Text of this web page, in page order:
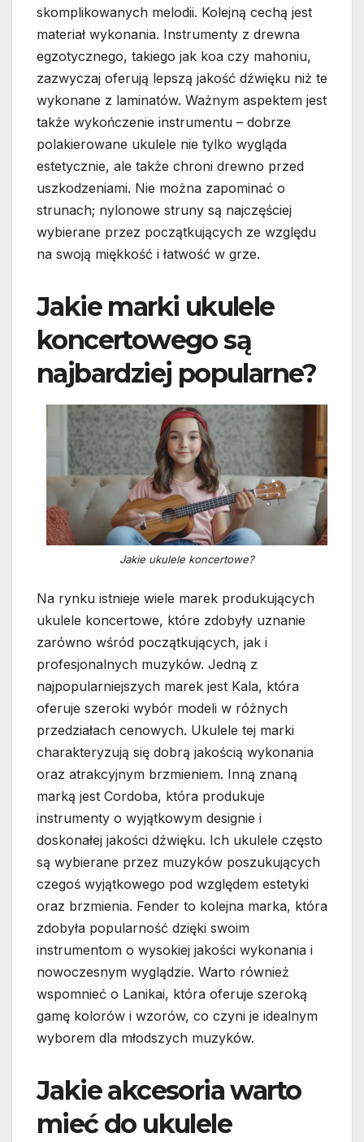
skomplikowanych melodii. Kolejną cechą jest
materiał wykonania. Instrumenty z drewna
egzotycznego, takiego jak koa czy mahoniu,
zazwyczaj oferują lepszą jakość dźwięku niż te
wykonane z laminatów. Ważnym aspektem jest
także wykończenie instrumentu – dobrze
polakierowane ukulele nie tylko wygląda
estetycznie, ale także chroni drewno przed
uszkodzeniami. Nie można zapominać o
strunach; nylonowe struny są najczęściej
wybierane przez początkujących ze względu
na swoją miękkość i łatwość w grze.
Jakie marki ukulele
koncertowego są
najbardziej popularne?
Jakie ukulele koncertowe?
Na rynku istnieje wiele marek produkujących
ukulele koncertowe, które zdobyły uznanie
zarówno wśród początkujących, jak i
profesjonalnych muzyków. Jedną z
najpopularniejszych marek jest Kala, która
oferuje szeroki wybór modeli w różnych
przedziałach cenowych. Ukulele tej marki
charakteryzują się dobrą jakością wykonania
oraz atrakcyjnym brzmieniem. Inną znaną
marką jest Cordoba, która produkuje
instrumenty o wyjątkowym designie i
doskonałej jakości dźwięku. Ich ukulele często
są wybierane przez muzyków poszukujących
czegoś wyjątkowego pod względem estetyki
oraz brzmienia. Fender to kolejna marka, która
zdobyła popularność dzięki swoim
instrumentom o wysokiej jakości wykonania i
nowoczesnym wyglądzie. Warto również
wspomnieć o Lanikai, która oferuje szeroką
gamę kolorów i wzorów, co czyni je idealnym
wyborem dla młodszych muzyków.
Jakie akcesoria warto
mieć do ukulele